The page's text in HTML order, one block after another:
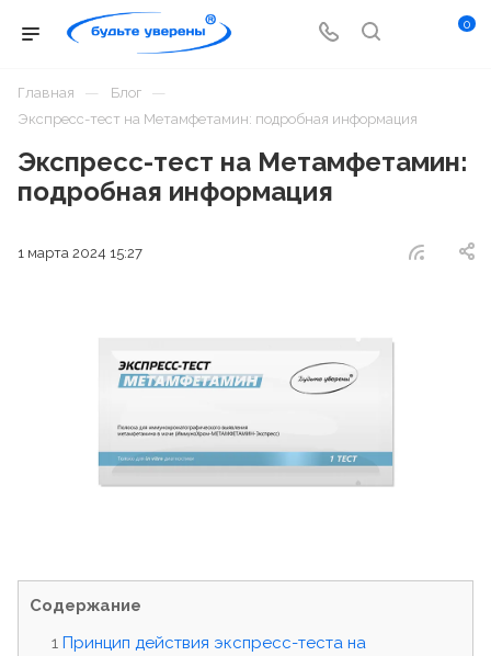
0
Экспресс-тест на Метамфетамин:
подробная информация
Главная — Блог —
Экспресс-тест на Метамфетамин: подробная информация
1 марта 2024 15:27
Содержание
Принцип действия экспресс-теста на